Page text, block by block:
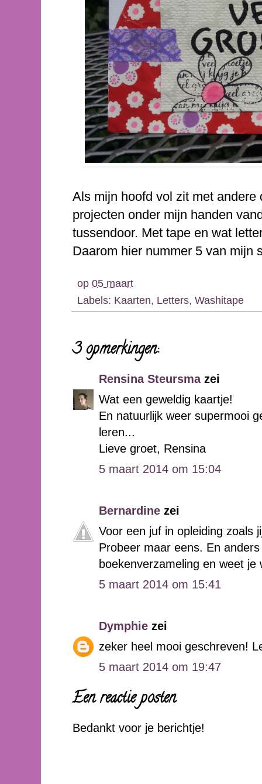
Als mijn hoofd vol zit met
projecten onder mijn handen
tussendoor. Met tape en wat
Daarom hier nummer 5 van mijn
op 05 maart
Labels: Kaarten, Letters, Washitape
3 opmerkingen:
Rensina Steursmazei
Wat een geweldig kaartje!
En natuurlijk weer supermooi
leren...
Lieve groet, Rensina
5 maart 2014 om 15:04
Bernardine zei
Voor een juf in opleiding zoals
Probeer maar eens. En
boekenverzameling en weet
5 maart 2014 om 15:41
Dymphie zei
zeker heel mooi geschreven!
5 maart 2014 om 19:47
Een reactie posten
Bedankt voor je berichtje!